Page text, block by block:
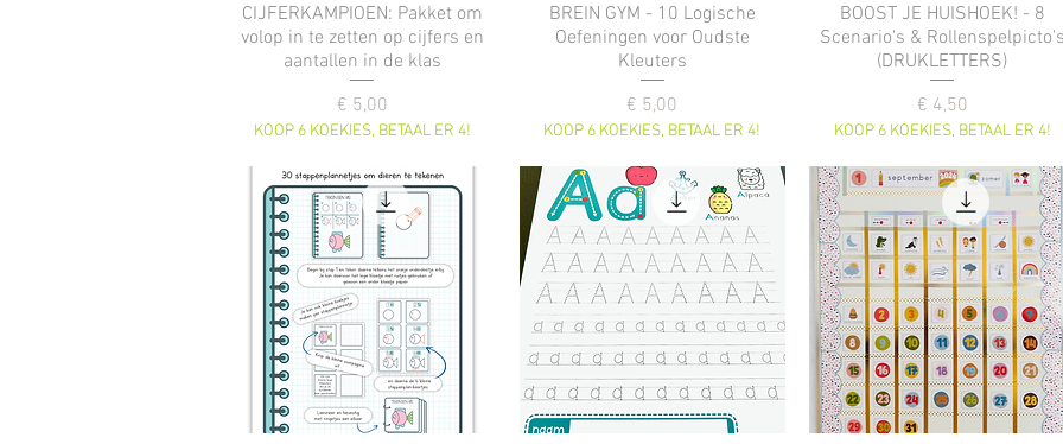
CIJFERKAMPIOEN: Pakket om
volop in te zetten op cijfers en
aantallen in de klas
Prijs
€ 5,00
KOOP 6 KOEKIES, BETAAL ER 4!
BREIN GYM - 10 Logische
Oefeningen voor Oudste
Kleuters
Prijs
€ 5,00
KOOP 6 KOEKIES, BETAAL ER 4!
BOOST JE HUISHOEK! - 8
Scenario's & Rollenspelpicto's
(DRUKLETTERS)
Prijs
€ 4,50
KOOP 6 KOEKIES, BETAAL ER 4!